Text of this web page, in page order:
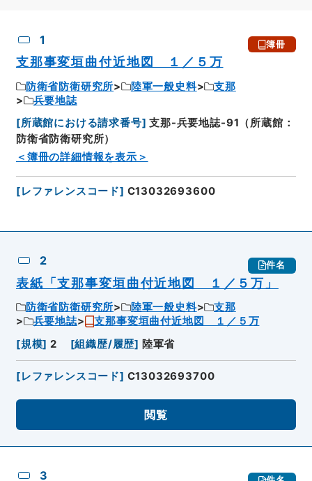
1 簿冊
支那事変垣曲付近地図 １／５万
防衛省防衛研究所 陸軍一般史料
支那
兵要地誌
[所蔵館における請求番号] 支那-兵要地誌-91（所蔵館：
防衛省防衛研究所）
＜簿冊の詳細情報を表示＞
[レファレンスコード] C13032693600
2 件名
表紙「支那事変垣曲付近地図 １／５万」
防衛省防衛研究所 陸軍一般史料
支那
兵要地誌
支那事変垣曲付近地図 １／５万
[規模] 2 [組織歴/履歴] 陸軍省
[レファレンスコード] C13032693700
閲覧
3